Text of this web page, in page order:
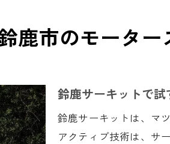
後に訪れるべき自動車博物館
マツダ試乗が提供する革新的なデ
技術を試乗で体感する
性能とパフォーマンスのバランス
技術の進化を知る
鹿市のモータ
鈴鹿サーキットで
鈴鹿サーキットは、マ
アクティブ技術は、サ